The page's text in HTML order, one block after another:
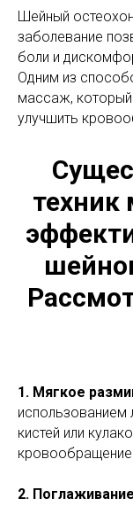
Шейный
заболевание
боли и
Одним из
массаж, который
улучшить
техник
1. Мягкое
использованием
кистей или
2.